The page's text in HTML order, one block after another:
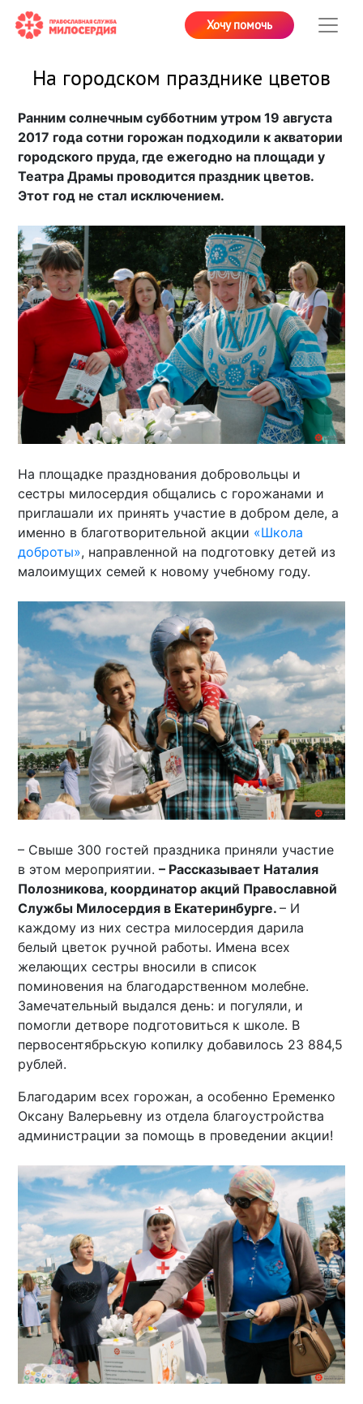
Хочу помочь
На городском празднике цветов
Ранним солнечным субботним утром 19 августа
2017 года сотни горожан подходили к акватории
городского пруда, где ежегодно на площади у
Театра Драмы проводится праздник цветов.
Этот год не стал исключением.
На площадке празднования добровольцы и
сестры милосердия общались с горожанами и
приглашали их принять участие в добром деле, а
именно в благотворительной акции «Школа
доброты», направленной на подготовку детей из
малоимущих семей к новому учебному году.
– Свыше 300 гостей праздника приняли участие
в этом мероприятии.– Рассказывает Наталия
Полозникова, координатор акций Православной
Службы Милосердия в Екатеринбурге.– И
каждому из них сестра милосердия дарила
белый цветок ручной работы. Имена всех
желающих сестры вносили в список
поминовения на благодарственном молебне.
Замечательный выдался день: и погуляли, и
помогли детворе подготовиться к школе. В
первосентябрьскую копилку добавилось 23 884,5
рублей.
Благодарим всех горожан, а особенно Еременко
Оксану Валерьевну из отдела благоустройства
администрации за помощь в проведении акции!